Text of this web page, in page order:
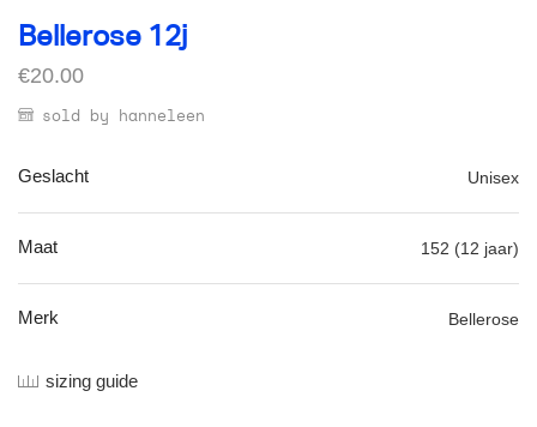
Bellerose 12j
€20.00
sold by hanneleen
Geslacht Unisex
Maat 152 (12 jaar)
Merk Bellerose
sizing guide